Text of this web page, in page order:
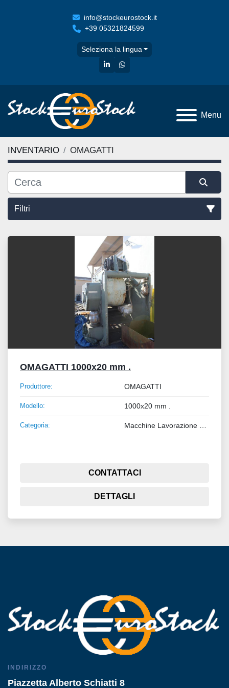
info@stockeurostock.it
+39 05321824599
Seleziona la lingua
linkedinwhatsapp
Menu
INVENTARIO OMAGATTI
Filtri
Tutte le categorie
Ordina per
OMAGATTI 1000x20 mm .
Produttore: OMAGATTI
Modello: 1000x20 mm .
Categoria:
CONTATTACI
DETTAGLI
INDIRIZZO
Piazzetta Alberto Schiatti 8